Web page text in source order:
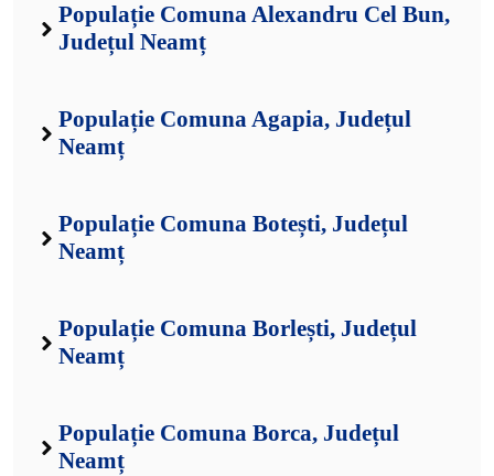
Populație Comuna Alexandru Cel Bun,
Județul Neamț
Populație Comuna Agapia, Județul
Neamț
Populație Comuna Botești, Județul
Neamț
Populație Comuna Borlești, Județul
Neamț
Populație Comuna Borca, Județul
Neamț